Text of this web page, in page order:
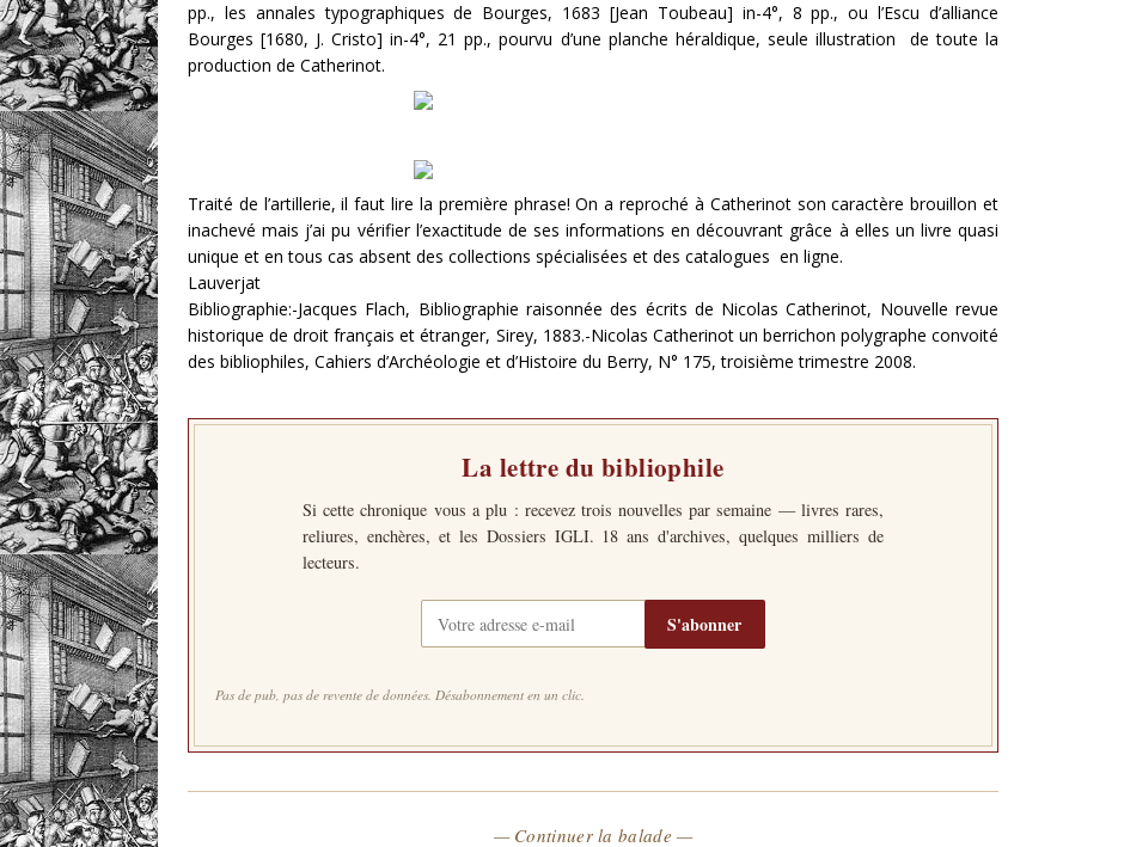
pp., les annales typographiques de Bourges, 1683 [Jean Toubeau] in-4°, 8 pp., ou l’Escu d’alliance
Bourges [1680, J. Cristo] in-4°, 21 pp., pourvu d’une planche héraldique, seule illustration de toute la
production de Catherinot.
Traité de l’artillerie, il faut lire la première phrase! On a reproché à Catherinot son caractère brouillon et
inachevé mais j’ai pu vérifier l’exactitude de ses informations en découvrant grâce à elles un livre quasi
unique et en tous cas absent des collections spécialisées et des catalogues en ligne.
Lauverjat
Bibliographie:-Jacques Flach, Bibliographie raisonnée des écrits de Nicolas Catherinot, Nouvelle revue
historique de droit français et étranger, Sirey, 1883.-Nicolas Catherinot un berrichon polygraphe convoité
des bibliophiles, Cahiers d’Archéologie et d’Histoire du Berry, N° 175, troisième trimestre 2008.
La lettre du bibliophile
Si cette chronique vous a plu : recevez trois nouvelles par semaine — livres rares,
reliures, enchères, et les Dossiers IGLI. 18 ans d'archives, quelques milliers de
lecteurs.
S'abonner
Pas de pub, pas de revente de données. Désabonnement en un clic.
— Continuer la balade —